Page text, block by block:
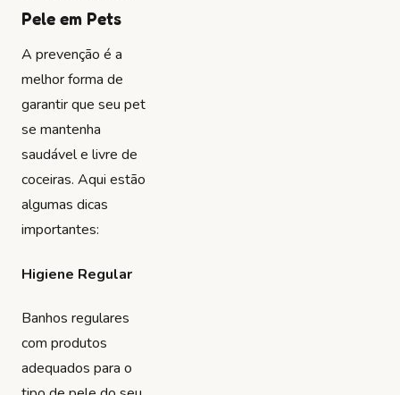
Pele em Pets
A prevenção é a
melhor forma de
garantir que seu pet
se mantenha
saudável e livre de
coceiras. Aqui estão
algumas dicas
importantes:
Higiene Regular
Banhos regulares
com produtos
adequados para o